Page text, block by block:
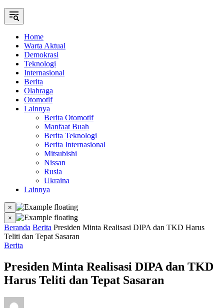
Home
Warta Aktual
Demokrasi
Teknologi
Internasional
Berita
Olahraga
Otomotif
Lainnya
Berita Otomotif
Manfaat Buah
Berita Teknologi
Berita Internasional
Mitsubishi
Nissan
Rusia
Ukraina
Lainnya
×
×
Beranda Berita Presiden Minta Realisasi DIPA dan TKD Harus
Teliti dan Tepat Sasaran
Berita
Presiden Minta Realisasi DIPA dan TKD
Harus Teliti dan Tepat Sasaran